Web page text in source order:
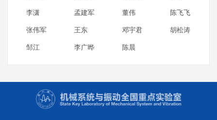
李潇 孟建军 董伟 陈飞飞
张伟军 王东 邓宇君 胡松涛
邹江 李广晔 陈晨